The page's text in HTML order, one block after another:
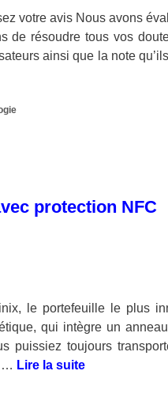
votre avis Nous avons
de résoudre tous vos
ainsi que la note
protection NFC
le portefeuille le plus
qui intègre un
puissiez toujours
… Lire la suite